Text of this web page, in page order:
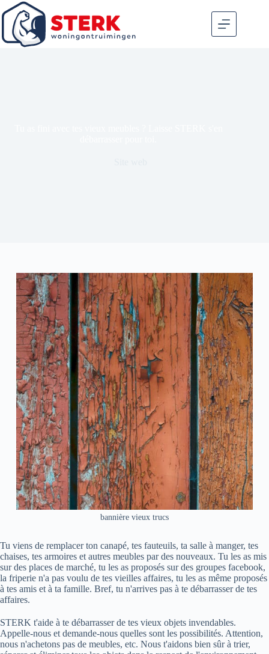
bannière vieux trucs
Tu viens de remplacer ton canapé, tes fauteuils, ta salle à manger, tes
chaises, tes armoires et autres meubles par des nouveaux. Tu les as mis
sur des places de marché, tu les as proposés sur des groupes facebook,
la friperie n'a pas voulu de tes vieilles affaires, tu les as même proposés
à tes amis et à ta famille. Bref, tu n'arrives pas à te débarrasser de tes
affaires.
STERK t'aide à te débarrasser de tes vieux objets invendables.
Appelle-nous et demande-nous quelles sont les possibilités. Attention,
nous n'achetons pas de meubles, etc. Nous t'aidons bien sûr à trier,